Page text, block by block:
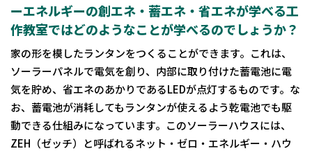
ーエネルギーの創エネ・蓄エネ・省エネが学べる工
作教室ではどのようなことが学べるのでしょうか？
家の形を模したランタンをつくることができます。これは、
ソーラーパネルで電気を創り、内部に取り付けた蓄電池に電
気を貯め、省エネのあかりであるLEDが点灯するものです。な
お、蓄電池が消耗してもランタンが使えるよう乾電池でも駆
動できる仕組みになっています。このソーラーハウスには、
ZEH（ゼッチ）と呼ばれるネット・ゼロ・エネルギー・ハウ